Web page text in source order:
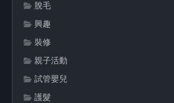
脫毛
興趣
裝修
親子活動
試管嬰兒
護髮